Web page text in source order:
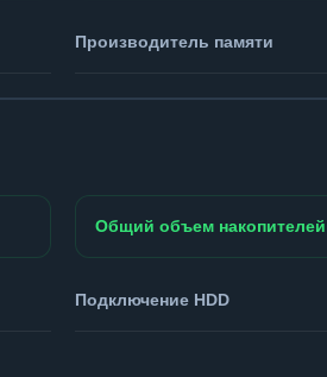
Производитель памяти
Общий объем накопителей
Подключение HDD